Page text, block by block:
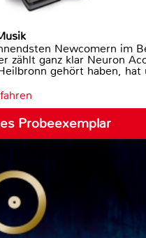
Newcomern im
zählt ganz klar Neuron
gehört haben, hat
Probeexemplar